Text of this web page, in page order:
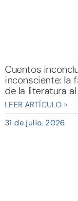
Cuentos
inconsciente: la
de la literatura
LEER ARTÍCULO »
31 de julio, 2026